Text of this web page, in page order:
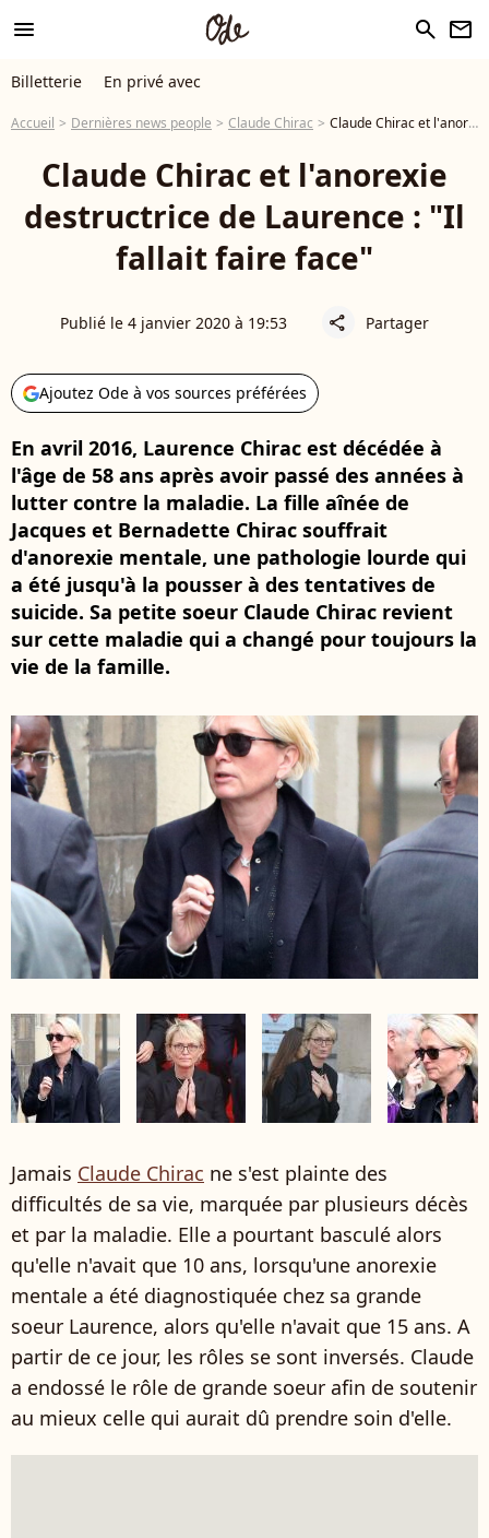
menu search newsletter
Billetterie En privé avec
Accueil Dernières news people Claude Chirac Claude Chirac et l'anorexie destructrice de Laurence : "Il fallait faire face"
Claude Chirac et l'anorexie
destructrice de Laurence : "Il
fallait faire face"
Publié le 4 janvier 2020 à 19:53 share Partager
Ajoutez Ode à vos sources préférées
En avril 2016, Laurence Chirac est décédée à
l'âge de 58 ans après avoir passé des années à
lutter contre la maladie. La fille aînée de
Jacques et Bernadette Chirac souffrait
d'anorexie mentale, une pathologie lourde qui
a été jusqu'à la pousser à des tentatives de
suicide. Sa petite soeur Claude Chirac revient
sur cette maladie qui a changé pour toujours la
vie de la famille.
Jamais Claude Chirac ne s'est plainte des
difficultés de sa vie, marquée par plusieurs décès
et par la maladie. Elle a pourtant basculé alors
qu'elle n'avait que 10 ans, lorsqu'une anorexie
mentale a été diagnostiquée chez sa grande
soeur Laurence, alors qu'elle n'avait que 15 ans. A
partir de ce jour, les rôles se sont inversés. Claude
a endossé le rôle de grande soeur afin de soutenir
au mieux celle qui aurait dû prendre soin d'elle.